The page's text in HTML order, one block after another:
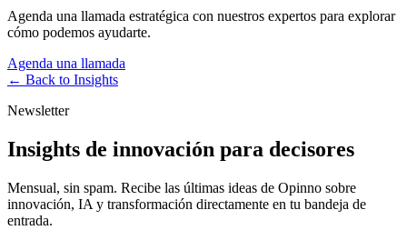
Agenda una llamada estratégica con nuestros expertos para explorar
cómo podemos ayudarte.
Agenda una llamada
← Back to Insights
Newsletter
Insights de innovación para decisores
Mensual, sin spam. Recibe las últimas ideas de Opinno sobre
innovación, IA y transformación directamente en tu bandeja de
entrada.